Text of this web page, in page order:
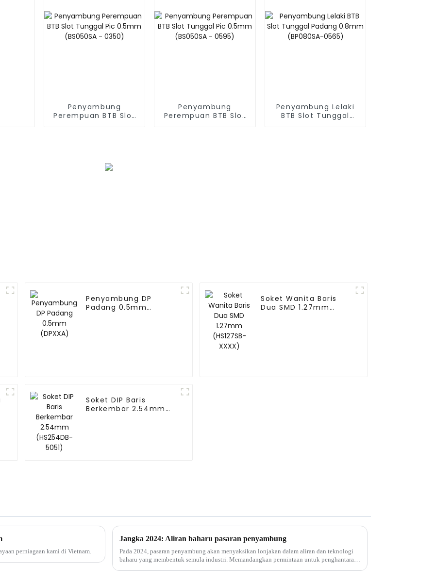
Penyambung
Perempuan BTB Slot
Penyambung
Perempuan BTB Slot
Penyambung Lelaki
BTB Slot Tunggal
Penyambung DP
Padang 0.5mm
Soket Wanita Baris
Dua SMD 1.27mm
Soket DIP Baris
Berkembar 2.54mm
perniagaan kami di Vietnam.
Jangka 2024: Aliran baharu pasaran penyambung
Pada 2024, pasaran penyambung akan menyaksikan lonjakan dalam aliran dan teknologi
baharu yang membentuk semula industri. Memandangkan permintaan untuk penghantaran